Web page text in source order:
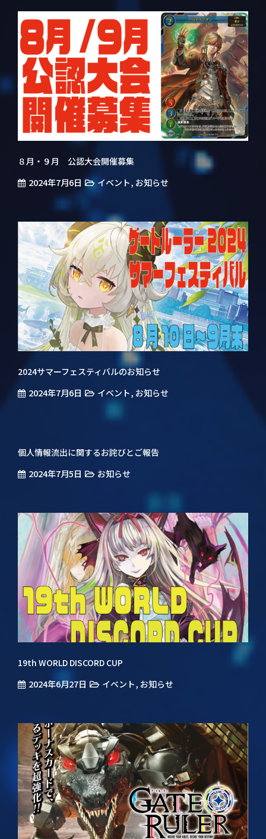
８月・９月 公認大会開催募集
2024年7月6日 イベント, お知らせ
2024サマーフェスティバルのお知らせ
2024年7月6日 イベント, お知らせ
個人情報流出に関するお詫びとご報告
2024年7月5日 お知らせ
19th WORLD DISCORD CUP
2024年6月27日 イベント, お知らせ